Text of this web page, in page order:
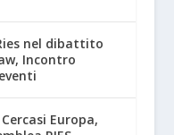
nel dibattito
Incontro
Europa,